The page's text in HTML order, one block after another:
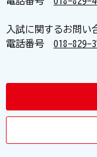
入試に関するお問い
電話番号 018-829-